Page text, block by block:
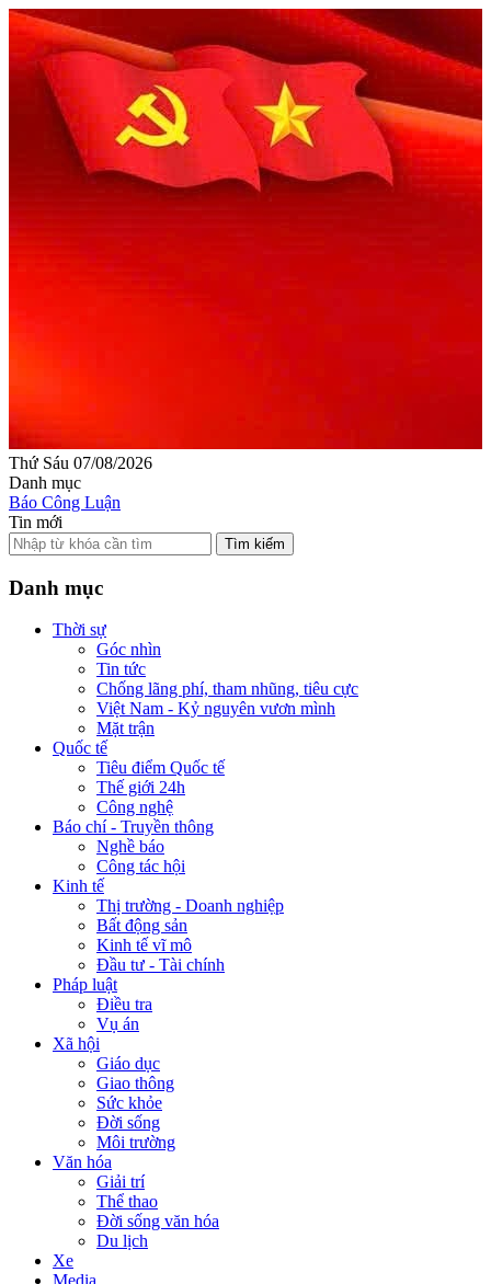
Thứ Sáu 07/08/2026
Danh mục
Báo Công Luận
Tin mới
Tìm kiếm
Danh mục
Thời sự
Góc nhìn
Tin tức
Chống lãng phí, tham nhũng, tiêu cực
Việt Nam - Kỷ nguyên vươn mình
Mặt trận
Quốc tế
Tiêu điểm Quốc tế
Thế giới 24h
Công nghệ
Báo chí - Truyền thông
Nghề báo
Công tác hội
Kinh tế
Thị trường - Doanh nghiệp
Bất động sản
Kinh tế vĩ mô
Đầu tư - Tài chính
Pháp luật
Điều tra
Vụ án
Xã hội
Giáo dục
Giao thông
Sức khỏe
Đời sống
Môi trường
Văn hóa
Giải trí
Thể thao
Đời sống văn hóa
Du lịch
Xe